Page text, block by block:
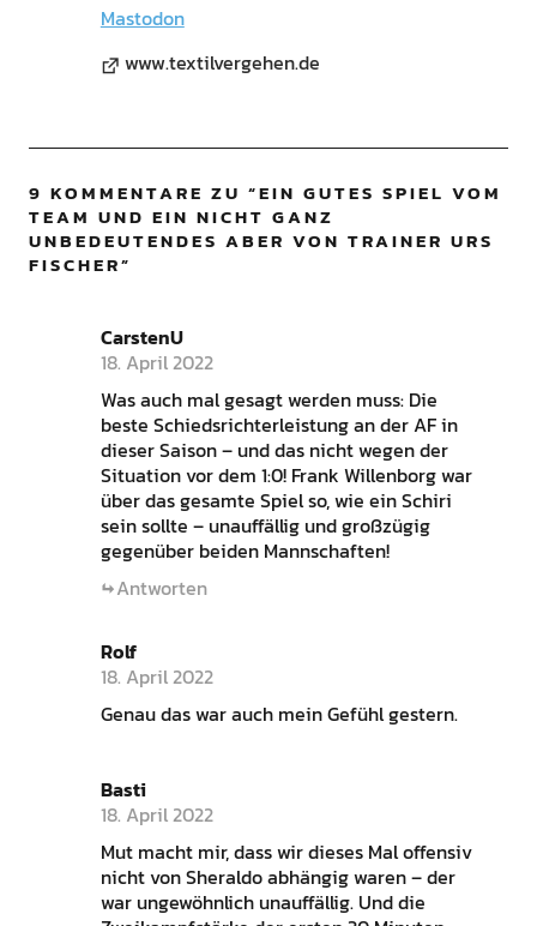
Mastodon
www.textilvergehen.de
9 KOMMENTARE ZU “EIN GUTES SPIEL VOM
TEAM UND EIN NICHT GANZ
UNBEDEUTENDES ABER VON TRAINER URS
FISCHER”
CarstenU
18. April 2022
Was auch mal gesagt werden muss: Die
beste Schiedsrichterleistung an der AF in
dieser Saison – und das nicht wegen der
Situation vor dem 1:0! Frank Willenborg war
über das gesamte Spiel so, wie ein Schiri
sein sollte – unauffällig und großzügig
gegenüber beiden Mannschaften!
Antworten
Rolf
18. April 2022
Genau das war auch mein Gefühl gestern.
Basti
18. April 2022
Mut macht mir, dass wir dieses Mal offensiv
nicht von Sheraldo abhängig waren – der
war ungewöhnlich unauffällig. Und die